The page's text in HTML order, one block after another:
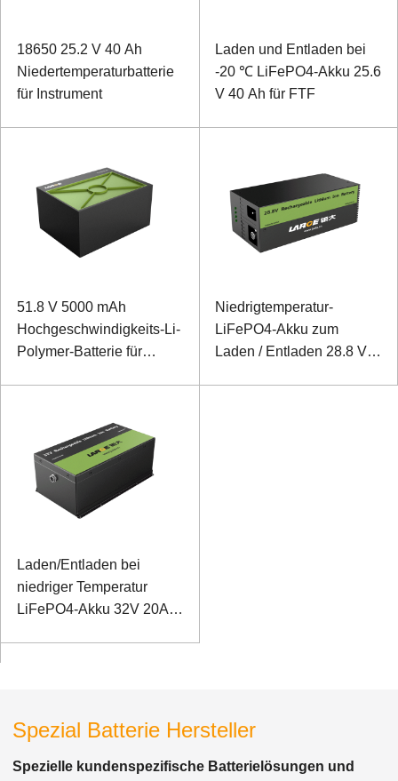
18650 25.2 V 40 Ah
Niedertemperaturbatterie
für Instrument
Laden und Entladen bei
-20 ℃ LiFePO4-Akku 25.6
V 40 Ah für FTF
51.8 V 5000 mAh
Hochgeschwindigkeits-Li-
Polymer-Batterie für
Niedrigtemperatur-
LiFePO4-Akku zum
Laden / Entladen 28.8 V.
Laden/Entladen bei
niedriger Temperatur
LiFePO4-Akku 32V 20Ah
Spezial Batterie Hersteller
Spezielle kundenspezifische Batterielösungen und